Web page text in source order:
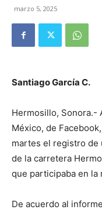
marzo 5, 2025
Santiago García C.
Hermosillo, Sonora.-
México, de
martes el registro de
de la carretera
que participaba en la
De acuerdo al